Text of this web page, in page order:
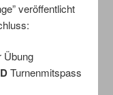
unten das
veröffentlicht
Übung
Turnenmitspass